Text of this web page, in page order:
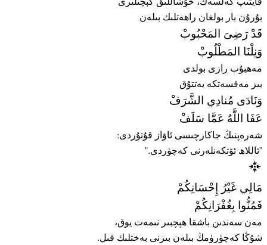
بۇرۇن بار بولغان راھەتلىك بىلەن
قَدْ رَضِىَ المَحْبُوبْ
وَنِلْنَا المَطْلُوبْ
مەھبۇب رازى بولدى
بىز مەقسەتكە يەتتۇق
وَنَادَى مُنادِي الشَّرَفْ
عَفَا اللَّهُ عَمَّا سَلَفْ
شەرەپنىڭ جاكارچىسى ئاۋاز قۇتۇردى:
"ئاللاھ ئۆتكەنلەرنى كەچۈردى."
مَالِي غَيْرُ إِحْسَانِكُمْ
فَمُنُّوا بِغُفْرَانِكُمْ
مەن سەندىن باشقا ھېچبىر نىمەت يوق،
شۇڭا كەچۈرۈمڭ بىلەن بىزنى بەختلىك قىل.